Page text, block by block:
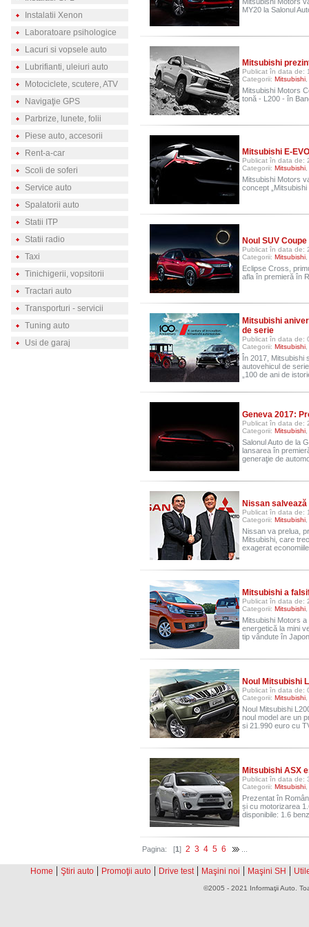
Instalatii Xenon
Laboratoare psihologice
Lacuri si vopsele auto
Lubrifianti, uleiuri auto
Motociclete, scutere, ATV
Navigaţie GPS
Parbrize, lunete, folii
Piese auto, accesorii
Rent-a-car
Scoli de soferi
Service auto
Spalatorii auto
Statii ITP
Statii radio
Taxi
Tinichigerii, vopsitorii
Tractari auto
Transporturi - servicii
Tuning auto
Usi de garaj
MY20 la Salonul
Mitsubishi
Publicat în data de:
Categorii: Mitsubishi
Mitsubishi Motors
tonă - L200 - în
Mitsubishi E-
Publicat în data de:
Categorii: Mitsubishi
Mitsubishi Motors
concept
Noul SUV
Publicat în data de:
Categorii: Mitsubishi
Eclipse Cross,
afla în premieră în
Mitsubishi
de serie
Publicat în data de:
Categorii: Mitsubishi
În 2017, Mitsubishi
autovehicul de
„100 de ani de
Geneva 2017:
Publicat în data de:
Categorii: Mitsubishi
Salonul Auto de la
lansarea în
generaţie de
Nissan
Publicat în data de:
Categorii: Mitsubishi
Nissan va prelua,
Mitsubishi, care
exagerat
Mitsubishi a
Publicat în data de:
Categorii: Mitsubishi
Mitsubishi Motors
energetică la mini
tip vândute în
Noul Mitsubishi
Publicat în data de:
Categorii: Mitsubishi
Noul Mitsubishi
noul model are un
si 21.990 euro cu
Mitsubishi ASX
Publicat în data de:
Categorii: Mitsubishi
Prezentat în
și cu motorizarea
disponibile: 1.6
Pagina: [1] 2 3 4 5 6
Home | Ştiri auto | Promoţii auto | Drive test | Maşini noi | Maşini SH |
©2005 - 2021 Informaţii Auto.